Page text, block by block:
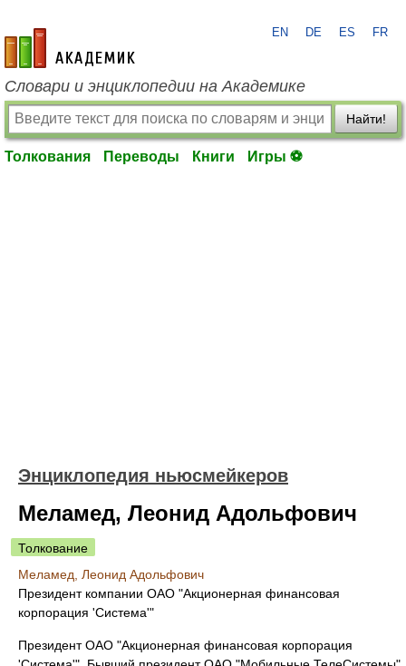
academic.ru
EN DE ES FR
Словари и энциклопедии на Академике
Найти!
Толкования Переводы Книги Игры ⚽
Энциклопедия ньюсмейкеров
Меламед, Леонид Адольфович
Толкование
Меламед, Леонид Адольфович
Президент компании ОАО "Акционерная финансовая
корпорация 'Система'"
Президент ОАО "Акционерная финансовая корпорация